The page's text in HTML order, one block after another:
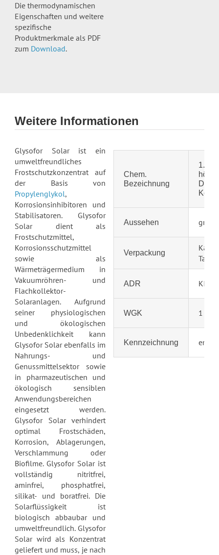
Die thermodynamischen
Eigenschaften und weitere
spezifische
Produktmerkmale als PDF
zum Download.
Weitere Informationen
Glysofor Solar ist ein
umweltfreundliches
Frostschutzkonzentrat auf
der Basis von
Propylenglykol,
Korrosionsinhibitoren und
Stabilisatoren. Glysofor
Solar dient als
Frostschutzmittel,
Korrosionsschutzmittel
sowie als
Wärmeträgermedium in
Vakuumröhren- und
Flachkollektor-
Solaranlagen. Aufgrund
seiner physiologischen
und ökologischen
Unbedenklichkeit kann
Glysofor Solar ebenfalls im
Nahrungs- und
Genussmittelsektor sowie
in pharmazeutischen und
ökologisch sensiblen
Anwendungsbereichen
eingesetzt werden.
Glysofor Solar verhindert
optimal Frostschäden,
Korrosion, Ablagerungen,
Verschlammung oder
Biofilme. Glysofor Solar ist
vollständig nitritfrei,
aminfrei, phosphatfrei,
silikat- und boratfrei. Die
Solarflüssigkeit ist
biologisch abbaubar und
umweltfreundlich. Glysofor
Solar wird als Konzentrat
geliefert und muss, je nach
Chem.
Bezeichnung
1.2
Dest.,
Aussehen
Verpackung
ADR KI 0
WGK 1
Kennzeichnung